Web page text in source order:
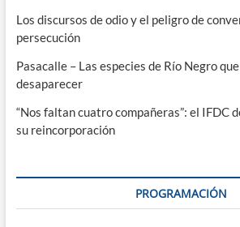
Los discursos de odio y el peligro de
persecución
Pasacalle – Las especies de Río Negro
desaparecer
“Nos faltan cuatro compañeras”: el IFDC
su reincorporación
PROGRAMACIÓN